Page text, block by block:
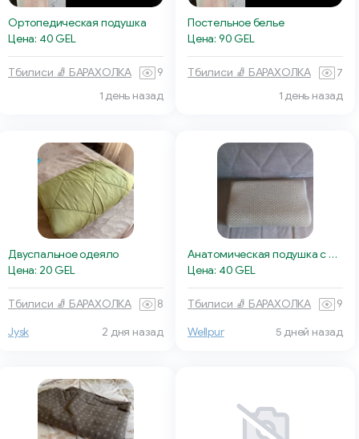
Ортопедическая подушка
Цена: 40 GEL
Тбилиси 🧦 БАРАХОЛКА
9
1 день назад
Постельное белье
Цена: 90 GEL
Тбилиси 🧦 БАРАХОЛКА
7
1 день назад
Двуспальное одеяло
Цена: 20 GEL
Тбилиси 🧦 БАРАХОЛКА 8
Jysk 2 дня назад
Анатомическая подушка с эффектом памяти WELLPUR
Цена: 40 GEL
Тбилиси 🧦 БАРАХОЛКА 9
Wellpur 5 дней назад